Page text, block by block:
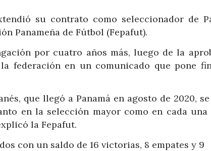
su contrato como seleccionador de
Panameña de Fútbol (Fepafut).
por cuatro años más, luego de la
federación en un comunicado que pone
que llegó a Panamá en agosto de 2020,
en la selección mayor como en cada una
la Fepafut.
con un saldo de 16 victorias, 8 empates y 9